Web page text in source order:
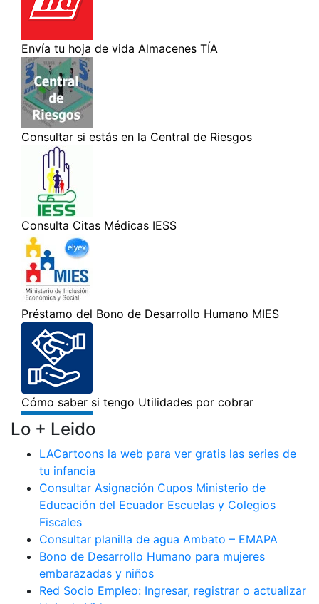
Lo + Leido
LACartoons la web para ver gratis las series de
tu infancia
Consultar Asignación Cupos Ministerio de
Educación del Ecuador Escuelas y Colegios
Fiscales
Consultar planilla de agua Ambato – EMAPA
Bono de Desarrollo Humano para mujeres
embarazadas y niños
Red Socio Empleo: Ingresar, registrar o actualizar